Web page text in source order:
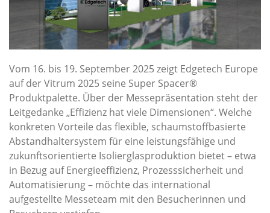
Vom 16. bis 19. September 2025 zeigt Edgetech Europe
auf der Vitrum 2025 seine Super Spacer®
Produktpalette. Über der Messepräsentation steht der
Leitgedanke „Effizienz hat viele Dimensionen“. Welche
konkreten Vorteile das flexible, schaumstoffbasierte
Abstandhaltersystem für eine leistungsfähige und
zukunftsorientierte Isolierglasproduktion bietet – etwa
in Bezug auf Energieeffizienz, Prozesssicherheit und
Automatisierung – möchte das international
aufgestellte Messeteam mit den Besucherinnen und